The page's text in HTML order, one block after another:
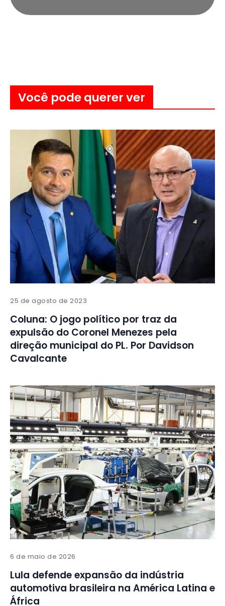
Você pode querer ver
25 de agosto de 2023
Coluna: O jogo político por traz da
expulsão do Coronel Menezes pela
direção municipal do PL. Por Davidson
Cavalcante
6 de maio de 2026
Lula defende expansão da indústria
automotiva brasileira na América Latina e
África